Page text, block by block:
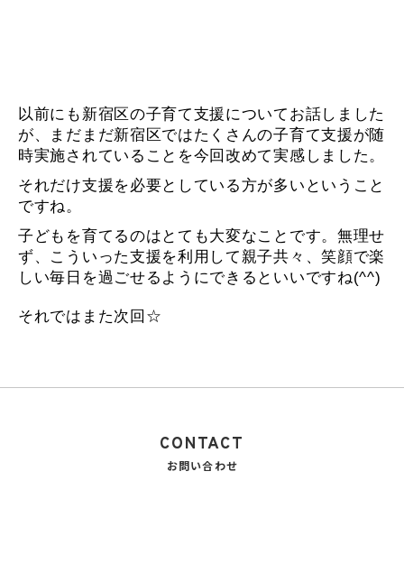
以前にも新宿区の子育て支援についてお話しました
が、まだまだ新宿区ではたくさんの子育て支援が随
時実施されていることを今回改めて実感しました。
それだけ支援を必要としている方が多いということ
ですね。
子どもを育てるのはとても大変なことです。無理せ
ず、こういった支援を利用して親子共々、笑顔で楽
しい毎日を過ごせるようにできるといいですね(^^)
それではまた次回☆
CONTACT
お問い合わせ